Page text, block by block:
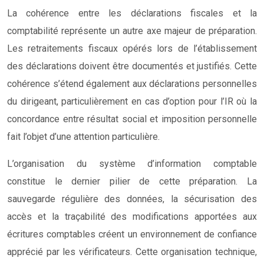
La cohérence entre les déclarations fiscales et la
comptabilité représente un autre axe majeur de préparation.
Les retraitements fiscaux opérés lors de l’établissement
des déclarations doivent être documentés et justifiés. Cette
cohérence s’étend également aux déclarations personnelles
du dirigeant, particulièrement en cas d’option pour l’IR où la
concordance entre résultat social et imposition personnelle
fait l’objet d’une attention particulière.
L’organisation du système d’information comptable
constitue le dernier pilier de cette préparation. La
sauvegarde régulière des données, la sécurisation des
accès et la traçabilité des modifications apportées aux
écritures comptables créent un environnement de confiance
apprécié par les vérificateurs. Cette organisation technique,